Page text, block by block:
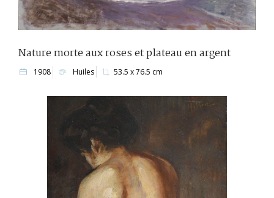
Nature morte aux roses et plateau en argent
1908 Huiles 53.5 x 76.5 cm